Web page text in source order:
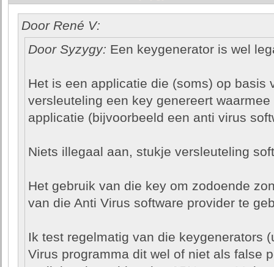
Door René V:
Door Syzygy: Een keygenerator is wel
Het is een applicatie die (soms) op basis
versleuteling een key genereert
applicatie (bijvoorbeeld een anti virus
Niets illegaal aan, stukje versleuteling
Het gebruik van die key om zodoende
van die Anti Virus software provider te
Ik test regelmatig van die keygenerators
Virus programma dit wel of niet als false